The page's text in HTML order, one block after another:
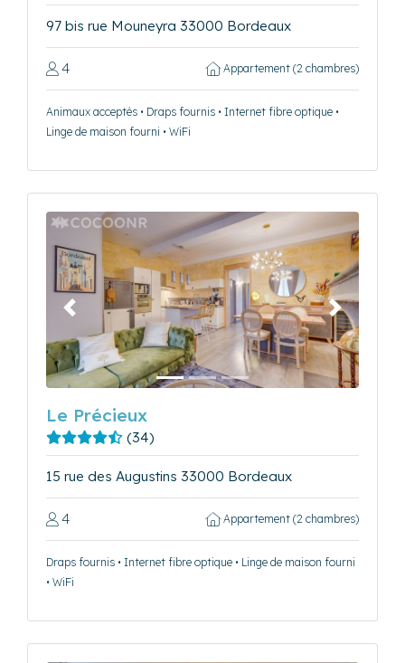
97 bis rue Mouneyra 33000 Bordeaux
4 Appartement (2 chambres)
Animaux acceptés • Draps fournis • Internet fibre optique •
Linge de maison fourni • WiFi
Précédent Suivant
Le Précieux
(34)
15 rue des Augustins 33000 Bordeaux
4 Appartement (2 chambres)
Draps fournis • Internet fibre optique • Linge de maison fourni
• WiFi